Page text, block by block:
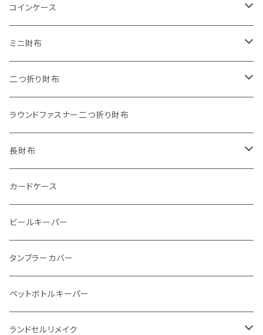
"子供の絵"キーホルダー
"餞別"キーホルダー
"うちの子"ペットキーホルダー
コインケース
ワンタッチコインケース ブライドルレザー
ワンタッチコインケース ブッテーロ
ワンタッチコインケース 国産革
ファスナーコインケース
ミニ財布
"Jack"マイクロウォレット(三つ折り式)
"Ripper"マイクロウォレット(三つ折り式)
二つ折り財布
"Basic"アートウォレット
番外編Basicアートウォレット (インポート革版)
スキニーウォレット
ストーンウォレット
メタルウォレット
インビジブルウォレット
イントレチャート 編み込みアートウォレット
"Crammy"L字フラップウォレット
ラウンドファスナー二つ折り財布
長財布
折り財布
L字ファスナー
柔らか革財布
イントレチャート
ラウンドファスナー
カードケース
ビールキーパー
タンブラーカバー
ペットボトルキーパー
ランドセルリメイク